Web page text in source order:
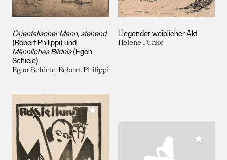
Orientalischer Mann, stehend
(Robert Philippi) und
Männliches Bildnis(Egon
Schiele)
Egon Schiele, Robert Philippi
Liegender weiblicher Akt
Helene Funke
Meiner Sammlung hinzufügen
Meiner